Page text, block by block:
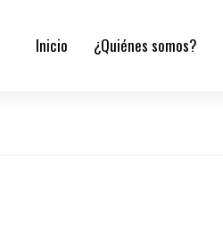
Inicio ¿Quiénes somos?